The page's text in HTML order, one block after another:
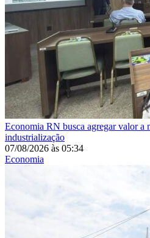
Economia RN busca agregar valor a
industrialização
07/08/2026 às 05:34
Economia